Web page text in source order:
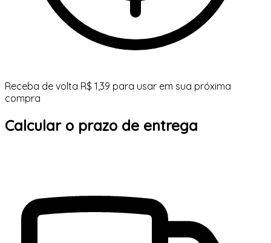
Receba de volta R$ 1,39 para usar em sua próxima
compra
Calcular o prazo de entrega